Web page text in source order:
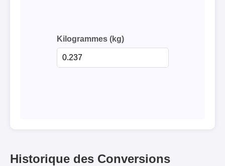
Kilogrammes (kg)
Historique des Conversions